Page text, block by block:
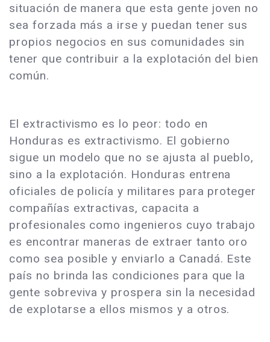
situación de manera que esta gente joven no
sea forzada más a irse y puedan tener sus
propios negocios en sus comunidades sin
tener que contribuir a la explotación del bien
común.
El extractivismo es lo peor: todo en
Honduras es extractivismo. El gobierno
sigue un modelo que no se ajusta al pueblo,
sino a la explotación. Honduras entrena
oficiales de policía y militares para proteger
compañías extractivas, capacita a
profesionales como ingenieros cuyo trabajo
es encontrar maneras de extraer tanto oro
como sea posible y enviarlo a Canadá. Este
país no brinda las condiciones para que la
gente sobreviva y prospera sin la necesidad
de explotarse a ellos mismos y a otros.